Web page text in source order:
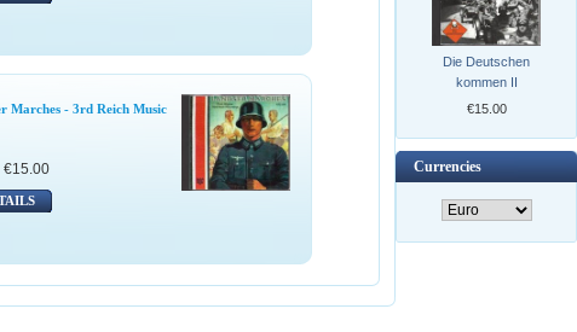
Marches - 3rd Reich Music
€15.00
Die Deutschen
kommen II
€15.00
Currencies